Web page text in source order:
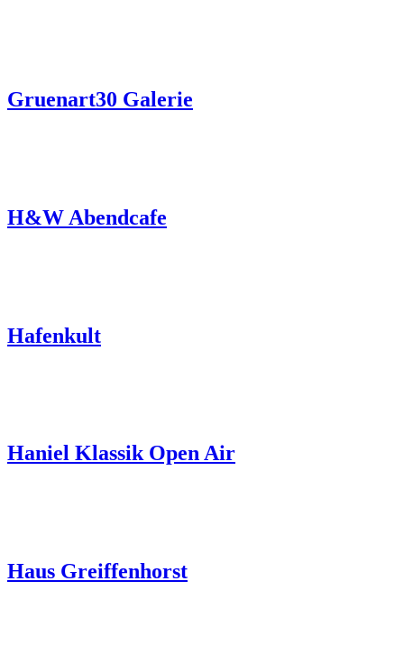
Gruenart30 Galerie
H&W Abendcafe
Hafenkult
Haniel Klassik Open Air
Haus Greiffenhorst